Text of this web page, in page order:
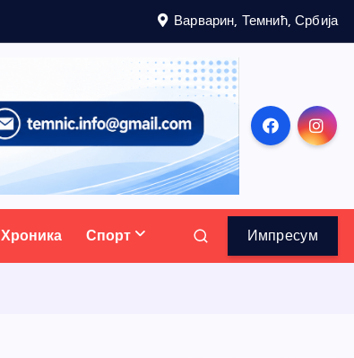
Варварин, Темнић, Србија
Хроника Спорт Импресум